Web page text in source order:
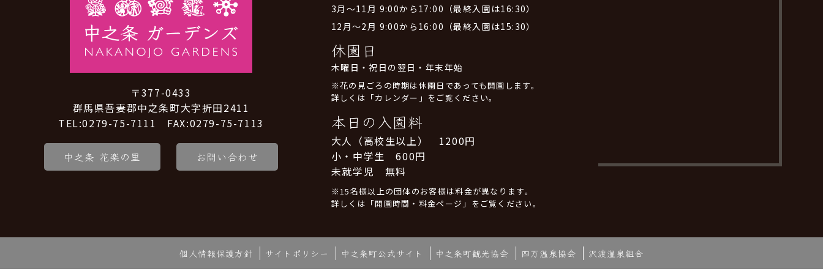
〒377-0433
群馬県吾妻郡中之条町大字折田2411
TEL:0279-75-7111 FAX:0279-75-7113
中之条 花楽の里 お問い合わせ
3月～11月 9:00から17:00（最終入園は16:30）
12月～2月 9:00から16:00（最終入園は15:30）
休園日
木曜日・祝日の翌日・年末年始
※花の見ごろの時期は休園日であっても開園します。
詳しくは「カレンダー」をご覧ください。
本日の入園料
大人（高校生以上） 1200円
小・中学生 600円
未就学児 無料
※15名様以上の団体のお客様は料金が異なります。
詳しくは「開園時間・料金ページ」をご覧ください。
個人情報保護方針 サイトポリシー 中之条町公式サイト 中之条町観光協会 四万温泉協会 沢渡温泉組合